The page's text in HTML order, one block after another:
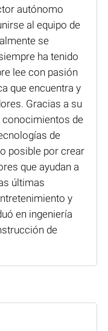
autónomo
al equipo de
se
ha tenido
lee con pasión
que encuentra y
Gracias a su
de
de
posible por crear
que ayudan a
últimas
y
en ingeniería
de